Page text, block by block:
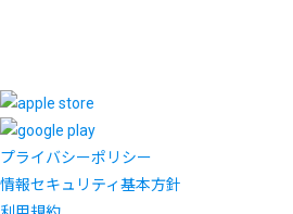
プライバシーポリシー
情報セキュリティ基本方針